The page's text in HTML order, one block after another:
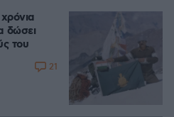
δώσει
του
21